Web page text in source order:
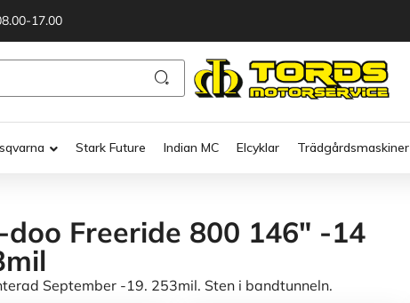
17.00
Stark Future Indian MC Elcyklar Trädgårdsmaskiner
doo Freeride 800 146" -14
September -19. 253mil. Sten i bandtunneln.